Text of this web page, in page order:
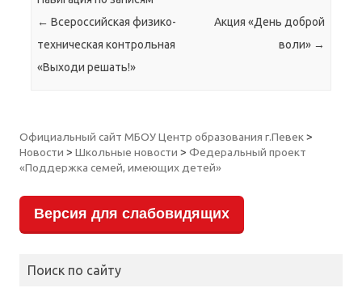
← Всероссийская физико-
техническая контрольная
«Выходи решать!»
Акция «День доброй
воли» →
Официальный сайт МБОУ Центр образования г.Певек>
Новости > Школьные новости > Федеральный проект
«Поддержка семей, имеющих детей»
Версия для слабовидящих
Поиск по сайту